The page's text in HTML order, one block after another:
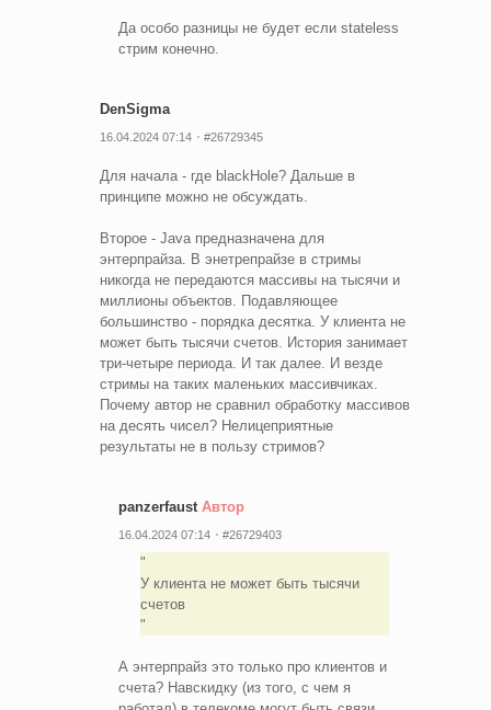
Да особо разницы не будет если stateless
стрим конечно.
DenSigma
16.04.2024 07:14 #26729345
Для начала - где blackHole? Дальше в
принципе можно не обсуждать.
Второе - Java предназначена для
энтерпрайза. В энетрепрайзе в стримы
никогда не передаются массивы на тысячи и
миллионы объектов. Подавляющее
большинство - порядка десятка. У клиента не
может быть тысячи счетов. История занимает
три-четыре периода. И так далее. И везде
стримы на таких маленьких массивчиках.
Почему автор не сравнил обработку массивов
на десять чисел? Нелицеприятные
результаты не в пользу стримов?
panzerfaust Автор
16.04.2024 07:14 #26729403
У клиента не может быть тысячи
счетов
А энтерпрайз это только про клиентов и
счета? Навскидку (из того, с чем я